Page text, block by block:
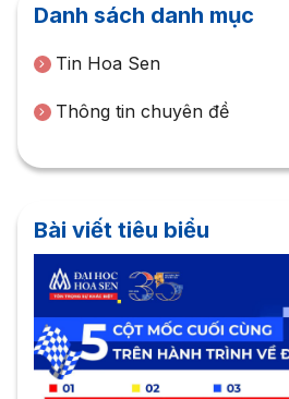
Danh sách danh mục
Tin Hoa Sen
Thông tin chuyên đề
Bài viết tiêu biểu